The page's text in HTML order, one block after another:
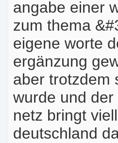
angabe einer
zum thema
eigene worte
ergänzung
aber trotzdem
wurde und
netz bringt
deutschland